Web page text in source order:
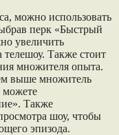
можно использовать
перк «Быстрый
увеличить
Также стоит
множителя опыта.
выше множитель
можете
Также
шоу, чтобы
эпизода.